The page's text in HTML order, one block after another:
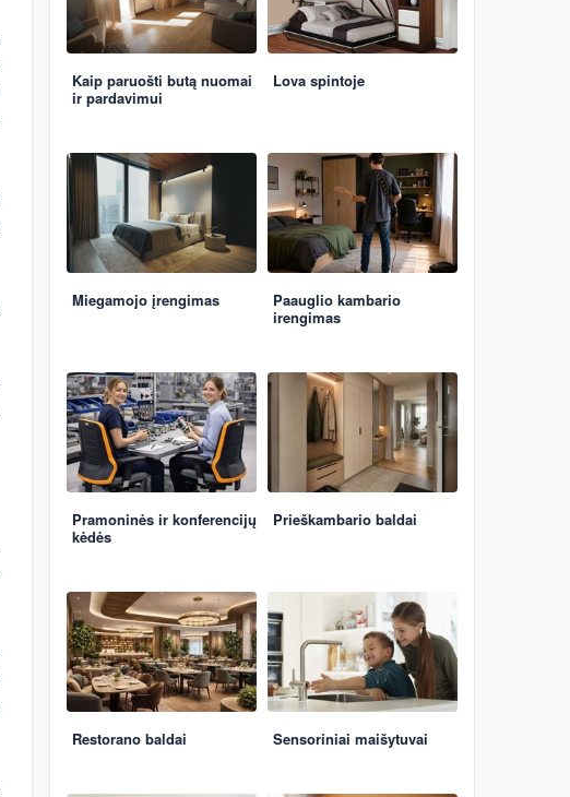
Kaip paruošti butą nuomai
ir pardavimui
Lova spintoje
Miegamojo įrengimas
Paauglio kambario
irengimas
Pramoninės ir konferencijų
kėdės
Prieškambario baldai
Restorano baldai Sensoriniai maišytuvai